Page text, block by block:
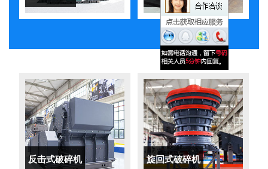
反击式破碎机 旋回式破碎机